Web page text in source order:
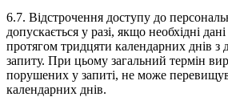
6.7. Відстрочення доступу до
допускається у разі, якщо необхідні
протягом тридцяти календарних днів з
запиту. При цьому загальний термін
порушених у запиті, не може
календарних днів.